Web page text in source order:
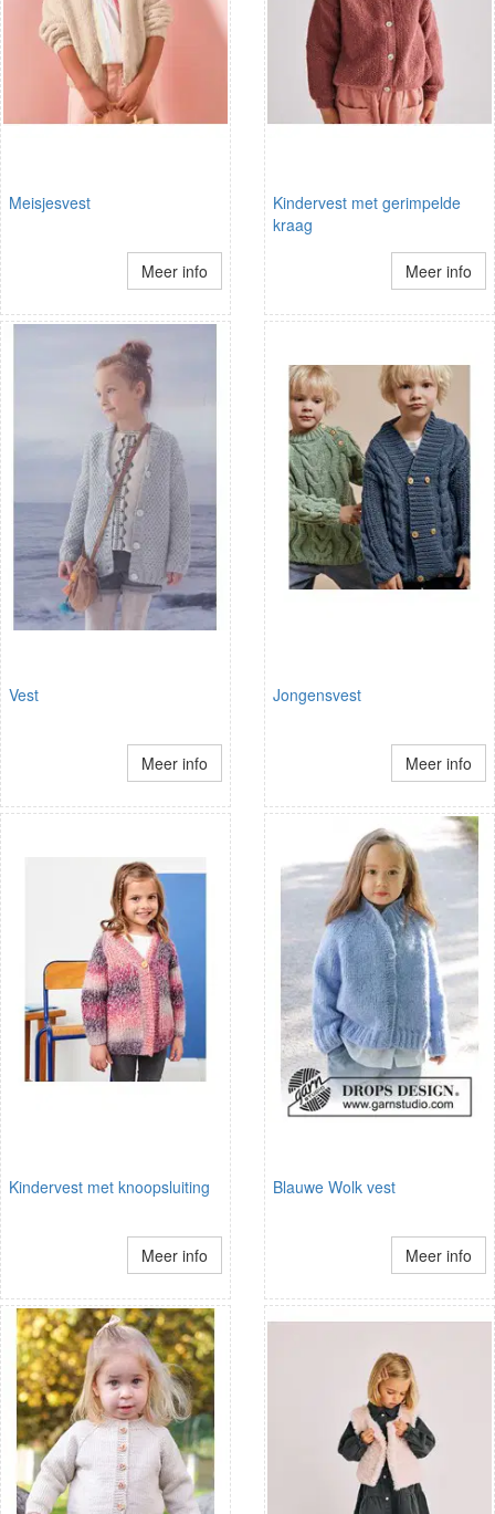
Meisjesvest
Meer info
Kindervest met gerimpelde
kraag
Meer info
Vest
Meer info
Jongensvest
Meer info
Kindervest met knoopsluiting
Meer info
Blauwe Wolk vest
Meer info